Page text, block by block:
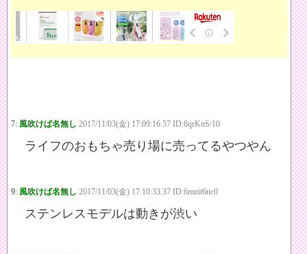
7: 風吹けば名無し 2017/11/03(金) 17:09:16.57 ID:8qrKnS/10
ライフのおもちゃ売り場に売ってるやつやん
9: 風吹けば名無し 2017/11/03(金) 17:10:33.37 ID:6mnit6nc0
ステンレスモデルは動きが渋い